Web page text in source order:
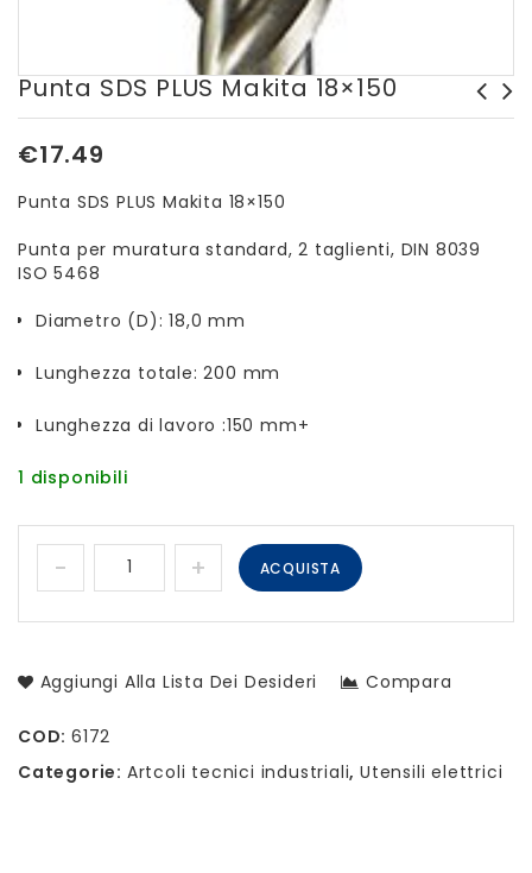
Punta SDS PLUS Makita 18×150
€17.49
Punta SDS PLUS Makita 18×150
Punta per muratura standard, 2 taglienti, DIN 8039
ISO 5468
Diametro (D): 18,0 mm
Lunghezza totale: 200 mm
Lunghezza di lavoro :150 mm+
1 disponibili
ACQUISTA
Aggiungi Alla Lista Dei Desideri Compara
COD: 6172
Categorie: Artcoli tecnici industriali,Utensili elettrici